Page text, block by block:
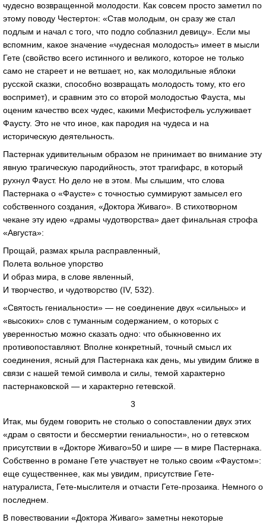
чудесно возвращенной молодости. Как совсем просто заметил по
этому поводу Честертон: «Став молодым, он сразу же стал
подлым и начал с того, что подло соблазнил девицу». Если мы
вспомним, какое значение «чудесная молодость» имеет в мысли
Гете (свойство всего истинного и великого, которое не только
само не стареет и не ветшает, но, как молодильные яблоки
русской сказки, способно возвращать молодость тому, кто его
воспримет), и сравним это со второй молодостью Фауста, мы
оценим качество всех чудес, какими Мефистофель услуживает
Фаусту. Это не что иное, как пародия на чудеса и на
историческую деятельность.
Пастернак удивительным образом не принимает во внимание эту
явную трагическую пародийность, этот трагифарс, в который
рухнул Фауст. Но дело не в этом. Мы слышим, что слова
Пастернака о «Фаусте» с точностью суммируют замысел его
собственного создания, «Доктора Живаго». В стихотворном
чекане эту идею «драмы чудотворства» дает финальная строфа
«Августа»:
Прощай, размах крыла расправленный,
Полета вольное упорство
И образ мира, в слове явленный,
И творчество, и чудотворство (IV, 532).
«Святость гениальности» — не соединение двух «сильных» и
«высоких» слов с туманным содержанием, о которых с
уверенностью можно сказать одно: что обыкновенно их
противопоставляют. Вполне конкретный, точный смысл их
соединения, ясный для Пастернака как день, мы увидим ближе в
связи с нашей темой символа и силы, темой характерно
пастернаковской — и характерно гетевской.
3
Итак, мы будем говорить не столько о сопоставлении двух этих
«драм о святости и бессмертии гениальности», но о гетевском
присутствии в «Докторе Живаго»50 и шире — в мире Пастернака.
Собственно в романе Гете участвует не только своим «Фаустом»:
еще существеннее, как мы увидим, присутствие Гете-
натуралиста, Гете-мыслителя и отчасти Гете-прозаика. Немного о
последнем.
В повествовании «Доктора Живаго» заметны некоторые